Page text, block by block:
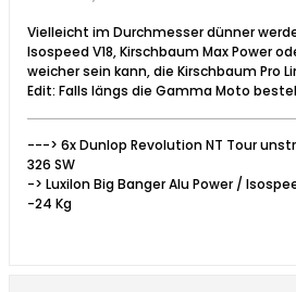
Vielleicht im Durchmesser dünner
Isospeed V18, Kirschbaum Max Power
weicher sein kann, die Kirschbaum Pro
Edit: Falls längs die Gamma Moto
---> 6x Dunlop Revolution NT Tour
326 SW
-> Luxilon Big Banger Alu Power /
-24 Kg